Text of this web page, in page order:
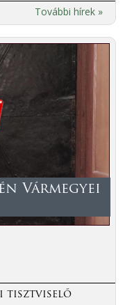
További hírek »
Vármegyei
tisztviselő